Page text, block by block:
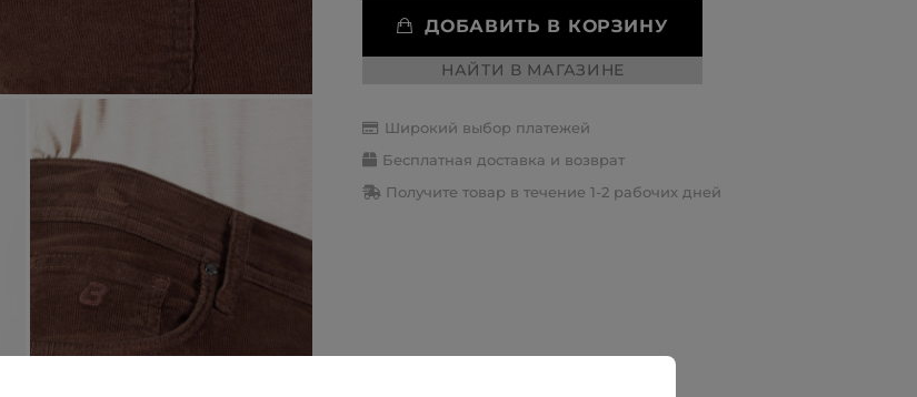
ДОБАВИТЬ В КОРЗИНУ
НАЙТИ В МАГАЗИНЕ
Широкий выбор платежей
Бесплатная доставка и возврат
Получите товар в течение 1-2 рабочих дней